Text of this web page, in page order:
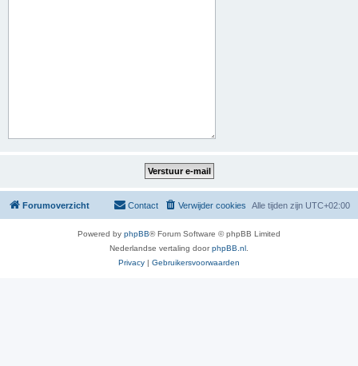
Forumoverzicht Alle tijden zijn UTC+02:00
Verwijder cookies
Contact
Powered by phpBB® Forum Software © phpBB Limited
Nederlandse vertaling doorphpBB.nl
Privacy | Gebruikersvoorwaarden